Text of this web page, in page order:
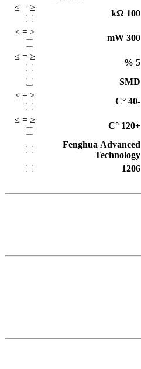
100
kΩ
≤
=
≥
300
mW
≤
=
≥
5
%
≤
=
≥
SMD
-40
°C
≤
=
≥
+120
°C
≤
=
≥
Fenghua Advanced
Technology
1206